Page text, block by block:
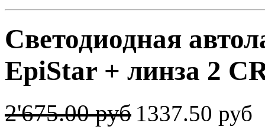
Светодиодная
EpiStar + линза 2
2'675.00 руб 1337.50 руб